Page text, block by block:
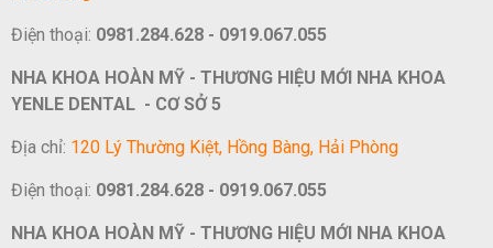
Điện thoại: 0981.284.628 - 0919.067.055
NHA KHOA HOÀN MỸ - THƯƠNG HIỆU MỚI NHA KHOA
YENLE DENTAL - CƠ SỞ 5
Địa chỉ: 120 Lý Thường Kiệt, Hồng Bàng, Hải Phòng
Điện thoại: 0981.284.628 - 0919.067.055
NHA KHOA HOÀN MỸ - THƯƠNG HIỆU MỚI NHA KHOA